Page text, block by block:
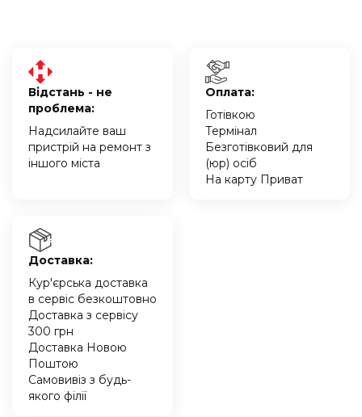
Відстань - не
проблема:
Надсилайте ваш
пристрій на ремонт з
іншого міста
Оплата:
Готівкою
Термінал
Безготівковий для
(юр) осіб
На карту Приват
Доставка:
Кур'єрська доставка
в сервіс безкоштовно
Доставка з сервісу
300 грн
Доставка Новою
Поштою
Самовивіз з будь-
якого філії